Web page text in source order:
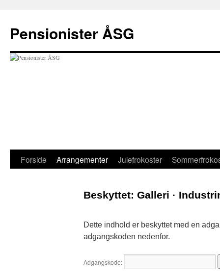
indhold
Pensionister ÅSG
Forside Arrangementer Julefrokoster
Beskyttet: Galleri ·
Dette indhold er beskyttet med en
adgangskoden nedenfor.
Adgangskode: